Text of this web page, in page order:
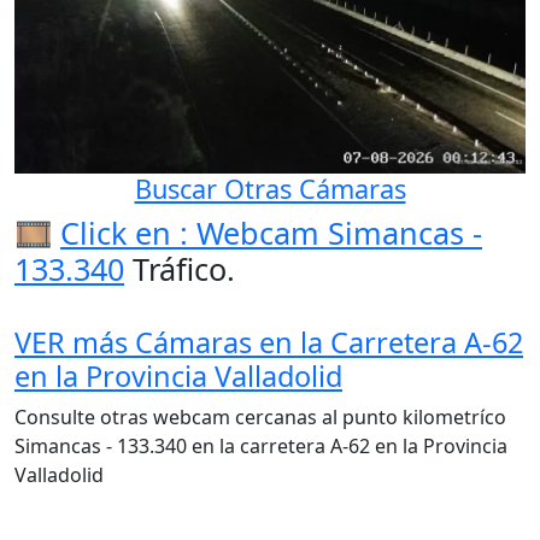
Buscar Otras Cámaras
🎞️ Click en : Webcam Simancas -
133.340 Tráfico.
VER más Cámaras en la Carretera A-62
en la Provincia Valladolid
Consulte otras webcam cercanas al punto kilometríco
Simancas - 133.340 en la carretera A-62 en la Provincia
Valladolid